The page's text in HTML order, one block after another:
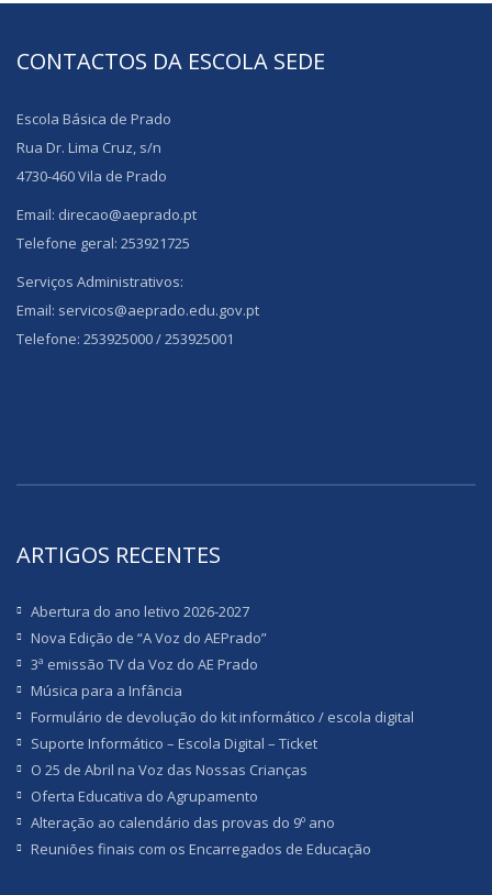
CONTACTOS DA ESCOLA SEDE
Escola Básica de Prado
Rua Dr. Lima Cruz, s/n
4730-460 Vila de Prado
Email: direcao@aeprado.pt
Telefone geral: 253921725
Serviços Administrativos:
Email: servicos@aeprado.edu.gov.pt
Telefone: 253925000 / 253925001
ARTIGOS RECENTES
Abertura do ano letivo 2026-2027
Nova Edição de “A Voz do AEPrado”
3ª emissão TV da Voz do AE Prado
Música para a Infância
Formulário de devolução do kit informático / escola digital
Suporte Informático – Escola Digital – Ticket
O 25 de Abril na Voz das Nossas Crianças
Oferta Educativa do Agrupamento
Alteração ao calendário das provas do 9º ano
Reuniões finais com os Encarregados de Educação